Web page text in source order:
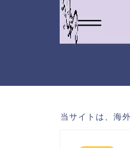
当サイトは、海